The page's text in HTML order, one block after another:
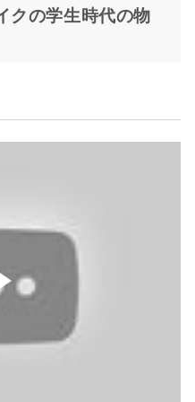
クの学生時代の物